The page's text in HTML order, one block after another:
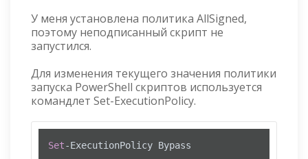
У меня установлена политика AllSigned,
поэтому неподписанный скрипт не
запустился.
Для изменения текущего значения политики
запуска PowerShell скриптов используется
командлет Set-ExecutionPolicy.
Set-ExecutionPolicy Bypass